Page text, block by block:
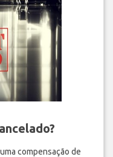
compensação de